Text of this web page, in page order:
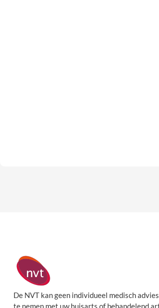
De NVT kan geen individueel medisch
te nemen met uw huisarts of behandelend